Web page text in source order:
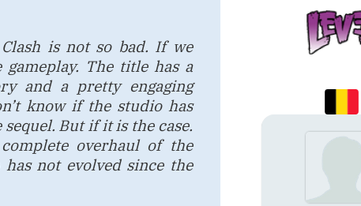
is not so bad. If we
The title has a
and a pretty engaging
know if the studio has
But if it is the case.
overhaul of the
has not evolved since the